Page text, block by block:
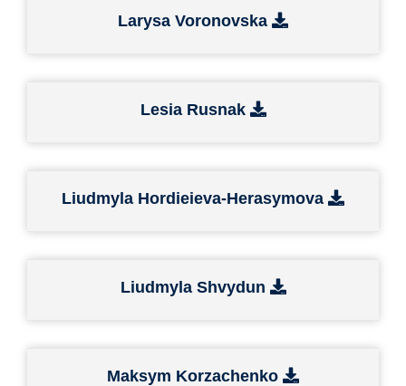
Larysa Voronovska
Lesia Rusnak
Liudmyla Hordieieva-Herasymova
Liudmyla Shvydun
Maksym Korzachenko